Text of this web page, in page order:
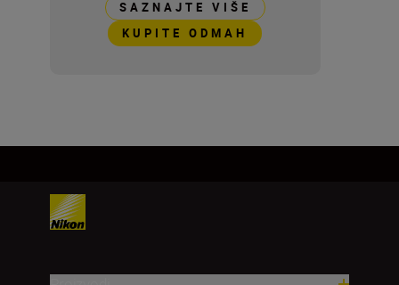
SAZNAJTE VIŠE
KUPITE ODMAH